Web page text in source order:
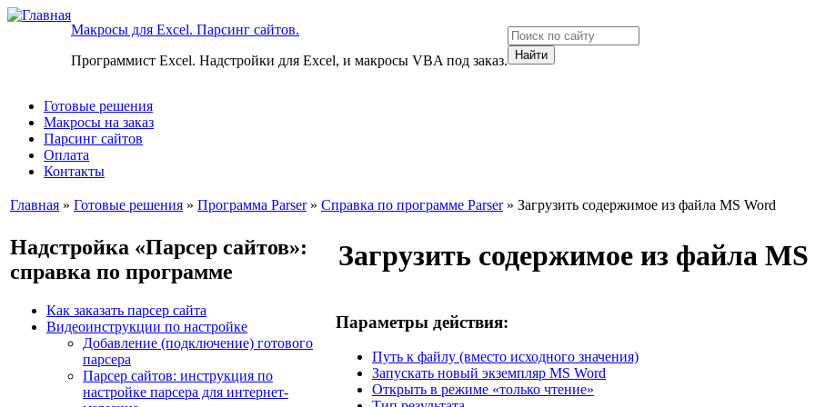
Макросы для Excel. Парсинг сайтов.
Программист Excel. Надстройки для Excel, и макросы VBA под заказ.
Готовые решения
Макросы на заказ
Парсинг сайтов
Оплата
Контакты
Главная » Готовые решения » Программа Parser» Справка по программе Parser» Загрузить содержимое из файла MS Word
Надстройка «Парсер сайтов»:
справка по программе
Как заказать парсер сайта
Видеоинструкции по настройке
Добавление (подключение) готового
парсера
Парсер сайтов: инструкция по
настройке парсера для интернет-
Загрузить содержимое из файла
Параметры действия:
Путь к файлу (вместо исходного значения)
Запускать новый экземпляр MS Word
Открыть в режиме «только чтение»